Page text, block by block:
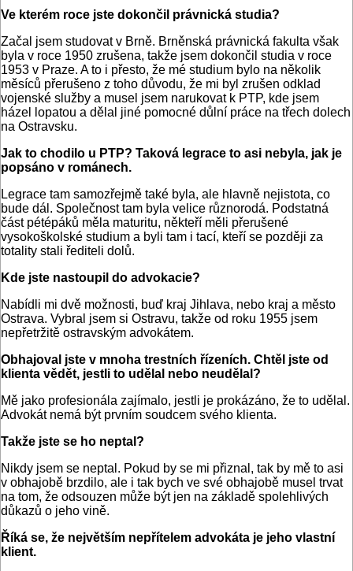
Ve kterém roce jste dokončil právnická studia?
Začal jsem studovat v Brně. Brněnská právnická fakulta však
byla v roce 1950 zrušena, takže jsem dokončil studia v roce
1953 v Praze. A to i přesto, že mé studium bylo na několik
měsíců přerušeno z toho důvodu, že mi byl zrušen odklad
vojenské služby a musel jsem narukovat k PTP, kde jsem
házel lopatou a dělal jiné pomocné důlní práce na třech dolech
na Ostravsku.
Jak to chodilo u PTP? Taková legrace to asi nebyla, jak je
popsáno v románech.
Legrace tam samozřejmě také byla, ale hlavně nejistota, co
bude dál. Společnost tam byla velice různorodá. Podstatná
část pétépáků měla maturitu, někteří měli přerušené
vysokoškolské studium a byli tam i tací, kteří se později za
totality stali řediteli dolů.
Kde jste nastoupil do advokacie?
Nabídli mi dvě možnosti, buď kraj Jihlava, nebo kraj a město
Ostrava. Vybral jsem si Ostravu, takže od roku 1955 jsem
nepřetržitě ostravským advokátem.
Obhajoval jste v mnoha trestních řízeních. Chtěl jste od
klienta vědět, jestli to udělal nebo neudělal?
Mě jako profesionála zajímalo, jestli je prokázáno, že to udělal.
Advokát nemá být prvním soudcem svého klienta.
Takže jste se ho neptal?
Nikdy jsem se neptal. Pokud by se mi přiznal, tak by mě to asi
v obhajobě brzdilo, ale i tak bych ve své obhajobě musel trvat
na tom, že odsouzen může být jen na základě spolehlivých
důkazů o jeho vině.
Říká se, že největším nepřítelem advokáta je jeho vlastní
klient.